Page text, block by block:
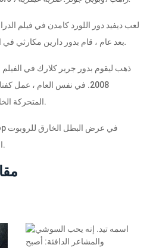
لعب ديفيد دور اللورد كامدن في فيلم
بعد عام ، قام بدور دارين مكارثي24.
ذهب ليقوم بدور جرير كلارك في الفيلم
2008. في نفس العام ، عمل
المتحركة.
.